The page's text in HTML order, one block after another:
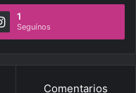
1
Seguínos
Comentarios